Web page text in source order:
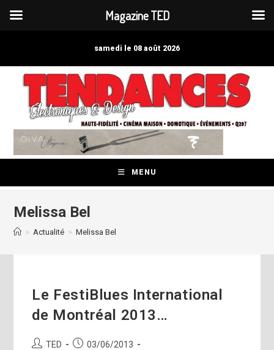
samedi le 08 août 2026
MENU
Melissa Bel
> Actualité > Melissa Bel
Le FestiBlues International
de Montréal 2013…
Auteur/autrice
TED
Publication
03/06/2013
Magazine TED